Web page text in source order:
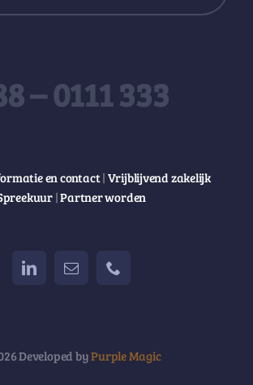
– 0111 333
en contact | Vrijblijvend zakelijk
|Partner worden
Developed byPurple Magic